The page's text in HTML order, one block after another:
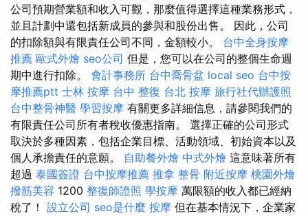
公司預期營業額和收入可觀，那麼值得選擇這種業務形式，
並且計劃中還包括新成員的參與和股份出售。 因此，公司
的扣除額與有限責任公司不同，金額較小。 台中全身按摩
推薦 歐式外燴 seo公司 但是，您可以在公司的整個生命週
期中進行扣除。 會計事務所 台中喬骨盆 local seo 台中按
摩推薦ptt 士林 按摩 台中 整復 台北 按摩 旅行社代辦護照
台中整骨神醫 學習按摩 有關更多詳細信息，請參閱我們的
有限責任公司所有者稅收優惠指南。 選擇正確的公司形式
取決於多種因素，包括企業目標、活動領域、初始資本以及
個人承擔責任的意願。 自助餐外燴 中式外燴 這意味著所有
超過 泰國簽證 台中按摩推薦 推拿 整骨 附近按摩 桃園外燴
撥筋美容 1200 整復師證照 學按摩 萬限額的收入都已經納
稅了！ 設立公司 seo是什麼 按摩 但在基本情況下，企業家